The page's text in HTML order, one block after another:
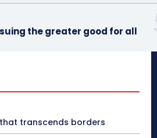
the greater good for all
transcends borders